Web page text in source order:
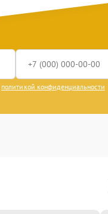
политикой конфиденциальности